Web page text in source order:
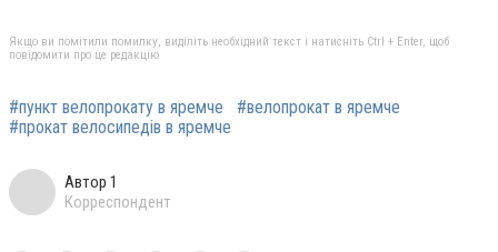
Якщо ви помітили помилку, виділіть необхідний текст і натисніть Ctrl + Enter, щоб
повідомити про це редакцію
#пункт велопрокату в яремче
#велопрокат в яремче
#прокат велосипедів в яремче
Автор 1
Корреспондент